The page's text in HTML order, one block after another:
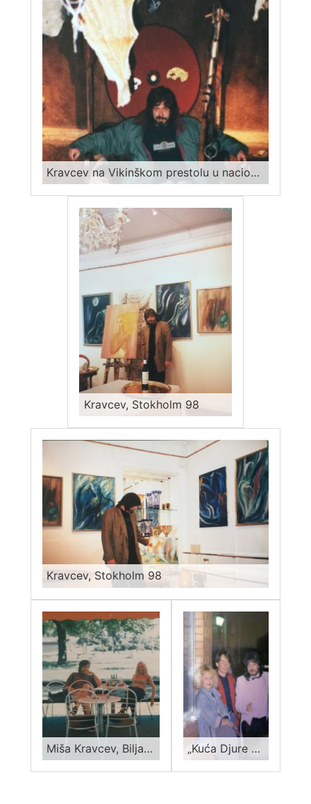
Kravcev na Vikinškom prestolu u nacionalnom muzeju u Stokholmu 1998
Kravcev, Stokholm 98
Kravcev, Stokholm 98
Miša Kravcev, Biljana Spasić „Kuća Djure Jakšića“ Skadarlija 1994, gdja Miljanić, Radovan Miljanić, Miša Mihajlo Kravcev